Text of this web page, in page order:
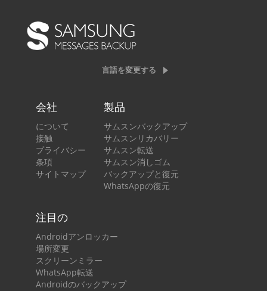
言語を変更する
会社
について
接触
プライバシー
条項
サイトマップ
製品
サムスンバックアップ
サムスンリカバリー
サムスン転送
サムスン消しゴム
バックアップと復元
WhatsAppの復元
注目の
Androidアンロッカー
場所変更
スクリーンミラー
WhatsApp転送
Androidのバックアップ